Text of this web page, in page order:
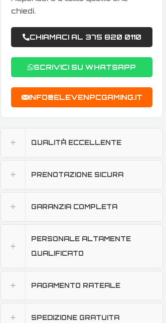
chiedi.
CHIAMACI AL 375 820 0110
SCRIVICI SU WHATSAPP
INFO@ELEVENPCGAMING.IT
QUALITÀ ECCELLENTE
PRENOTAZIONE SICURA
GARANZIA COMPLETA
PERSONALE ALTAMENTE
QUALIFICATO
PAGAMENTO RATEALE
SPEDIZIONE GRATUITA